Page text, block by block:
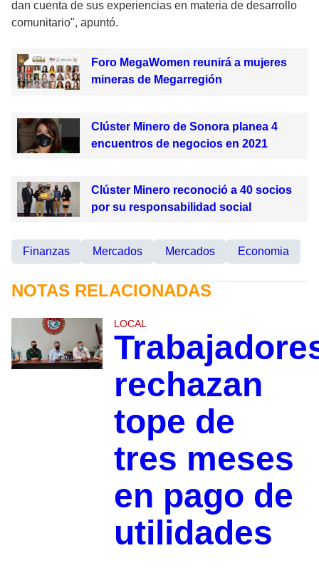
dan cuenta de sus experiencias en materia de desarrollo
comunitario", apuntó.
Foro MegaWomen reunirá a mujeres
mineras de Megarregión
Clúster Minero de Sonora planea 4
encuentros de negocios en 2021
Clúster Minero reconoció a 40 socios
por su responsabilidad social
Finanzas Mercados Mercados Economia
NOTAS RELACIONADAS
LOCAL
rechazan
tope de
tres meses
en pago de
utilidades